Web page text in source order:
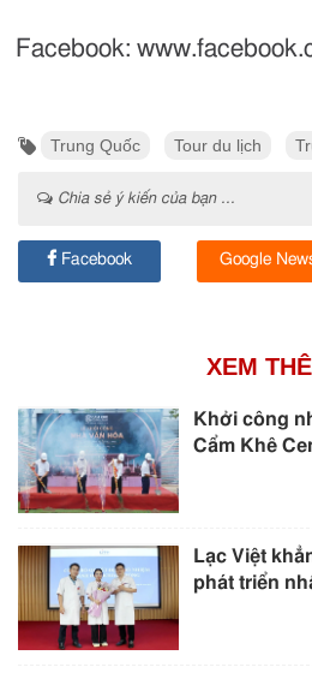
Facebook:
Trung Quốc Tour du lịch
Chia sẻ ý kiến của bạn ...
Facebook Google
XEM
Khởi công
Cẩm Khê
Lạc Việt
phát triển